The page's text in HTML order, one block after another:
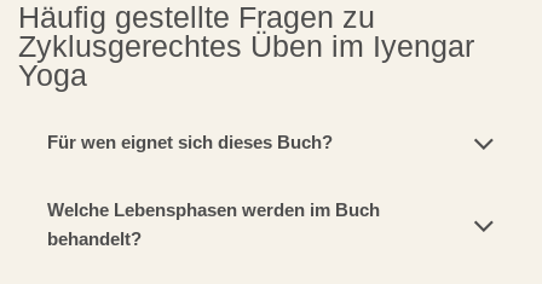
Häufig gestellte Fragen zu
Zyklusgerechtes Üben im Iyengar
Yoga
Für wen eignet sich dieses Buch?
Welche Lebensphasen werden im Buch
behandelt?